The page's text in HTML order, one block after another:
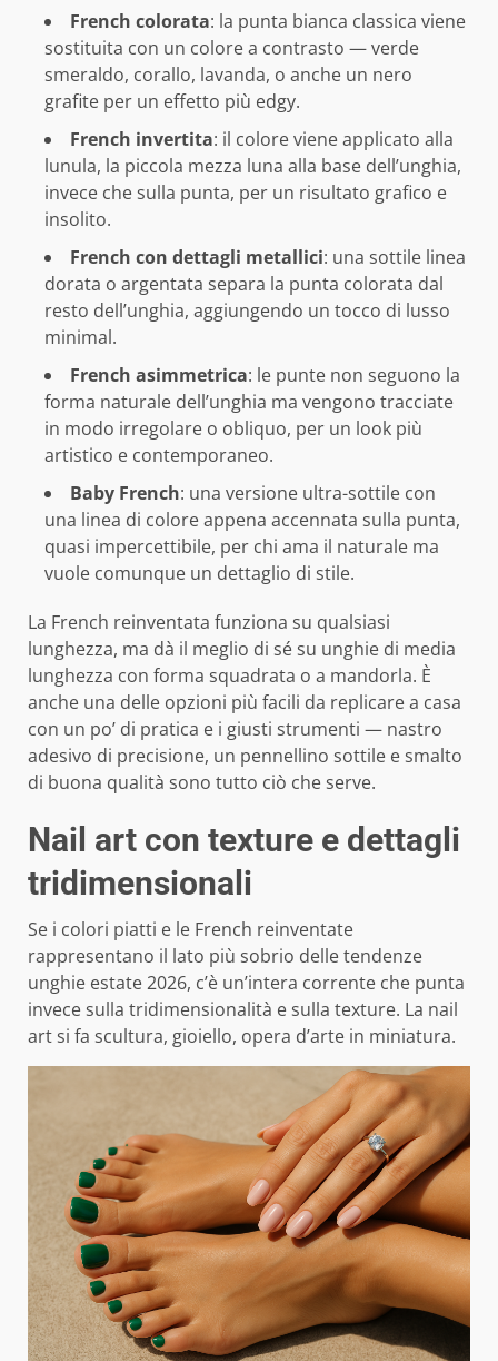
French colorata: la punta bianca classica viene
sostituita con un colore a contrasto — verde
smeraldo, corallo, lavanda, o anche un nero
grafite per un effetto più edgy.
French invertita: il colore viene applicato alla
lunula, la piccola mezza luna alla base dell’unghia,
invece che sulla punta, per un risultato grafico e
insolito.
French con dettagli metallici: una sottile linea
dorata o argentata separa la punta colorata dal
resto dell’unghia, aggiungendo un tocco di lusso
minimal.
French asimmetrica: le punte non seguono la
forma naturale dell’unghia ma vengono tracciate
in modo irregolare o obliquo, per un look più
artistico e contemporaneo.
Baby French: una versione ultra-sottile con
una linea di colore appena accennata sulla punta,
quasi impercettibile, per chi ama il naturale ma
vuole comunque un dettaglio di stile.
La French reinventata funziona su qualsiasi
lunghezza, ma dà il meglio di sé su unghie di media
lunghezza con forma squadrata o a mandorla. È
anche una delle opzioni più facili da replicare a casa
con un po’ di pratica e i giusti strumenti — nastro
adesivo di precisione, un pennellino sottile e smalto
di buona qualità sono tutto ciò che serve.
Nail art con texture e dettagli
tridimensionali
Se i colori piatti e le French reinventate
rappresentano il lato più sobrio delle tendenze
unghie estate 2026, c’è un’intera corrente che punta
invece sulla tridimensionalità e sulla texture. La nail
art si fa scultura, gioiello, opera d’arte in miniatura.